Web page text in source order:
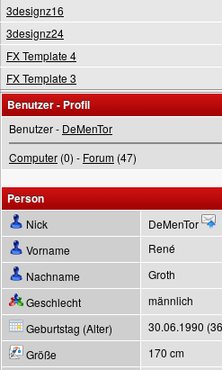
3designz16
3designz24
FX Template 4
FX Template 3
Benutzer - Profil
Benutzer - DeMenTor
Computer (0) - Forum (47)
Person
Nick
DeMenTor
Vorname
René
Nachname
Groth
Geschlecht
männlich
Geburtstag (Alter)
30.06.1990
Größe
170 cm